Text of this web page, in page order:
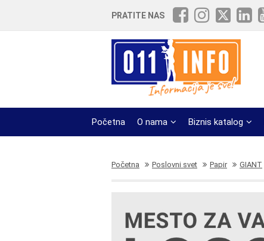
PRATITE NAS
Početna O nama Biznis katalog
Početna Poslovni svet Papir GIANT